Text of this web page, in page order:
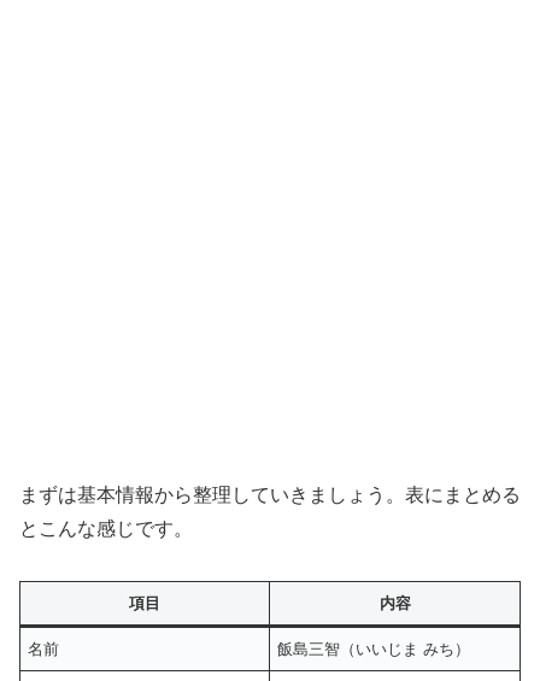
まずは基本情報から整理していきましょう。表にまとめる
とこんな感じです。
項目 内容
名前 飯島三智（いいじま みち）